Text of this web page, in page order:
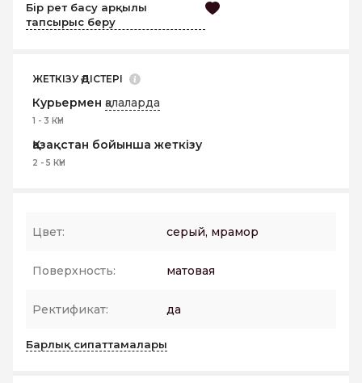
Бір рет басу арқылы
тапсырыс беру
ЖЕТКІЗУ ӘДІСТЕРІ
Курьермен қалаларда
1 - 3 КҮН
Қазақстан бойынша жеткізу
2 - 5 КҮН
Цвет: серый, мрамор
Поверхность: матовая
Ректификат: да
Барлық сипаттамалары